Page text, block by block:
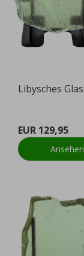
Libysches Glas
EUR 129,95
Ansehen